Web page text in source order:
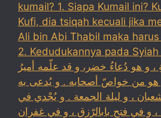
kumail? 1. Siapa Kumail ini?
Kufi, dia tsiqah kecuali jika
Ali bin Abi Thabil maka
2. Kedudukannya pada
، و هو دُعاءُ خضر، و قد علّمه أميرُ
و هو من خواصّ أصحابه . و يُدعى به
، و ليلة الجمعة . و يُجْدي في
، و في فتح بابالرّزق ، و في غفران